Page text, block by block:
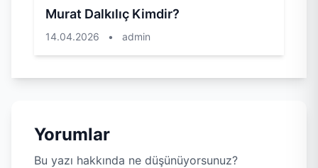
Murat Dalkılıç Kimdir?
14.04.2026 • admin
Yorumlar
Bu yazı hakkında ne düşünüyorsunuz?